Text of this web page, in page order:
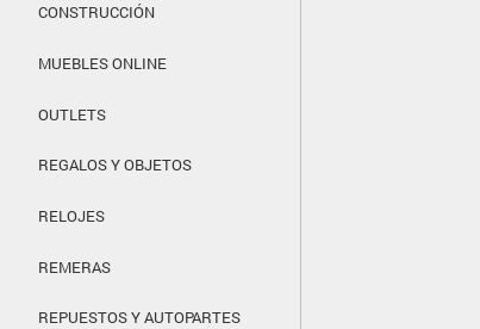
CONSTRUCCIÓN
MUEBLES ONLINE
OUTLETS
REGALOS Y OBJETOS
RELOJES
REMERAS
REPUESTOS Y AUTOPARTES